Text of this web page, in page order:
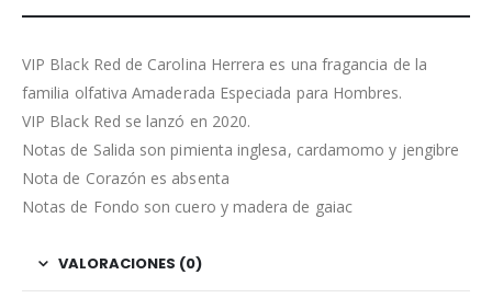
VIP Black Red de Carolina Herrera es una fragancia de la
familia olfativa Amaderada Especiada para Hombres.
VIP Black Red se lanzó en 2020.
Notas de Salida son pimienta inglesa, cardamomo y jengibre
Nota de Corazón es absenta
Notas de Fondo son cuero y madera de gaiac
VALORACIONES (0)